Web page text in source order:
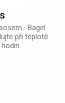
-Bagel
při teplotě